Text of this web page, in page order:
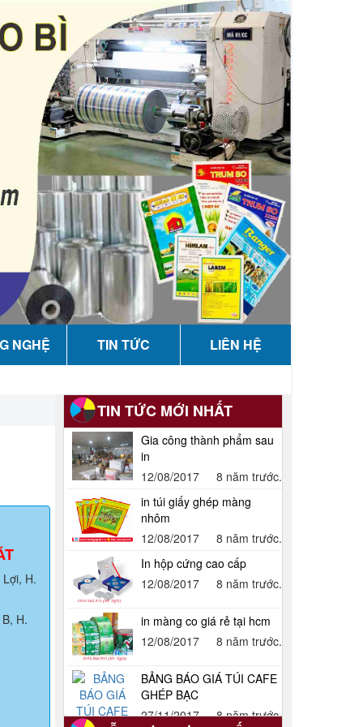
NGHỆ TIN TỨC LIÊN HỆ
H.
H.
TIN TỨC MỚI NHẤT
Gia công thành phẩm sau
in
12/08/2017
8 năm trước.
in túi giấy ghép màng
nhôm
12/08/2017
8 năm trước.
In hộp cứng cao cấp
12/08/2017
8 năm trước.
in màng co giá rẻ tại hcm
12/08/2017
8 năm trước.
BẢNG BÁO GIÁ TÚI CAFE
GHÉP BẠC
27/11/2017
8 năm trước.